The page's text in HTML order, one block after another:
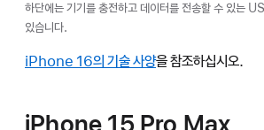
하단에는 기기를 충전하고 데이터를 전송할 수 있는
있습니다.
iPhone 16의 기술 사양을 참조하십시오.